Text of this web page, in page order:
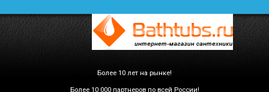
Более 10 лет на рынке!
Более 10 000 партнеров по всей России!